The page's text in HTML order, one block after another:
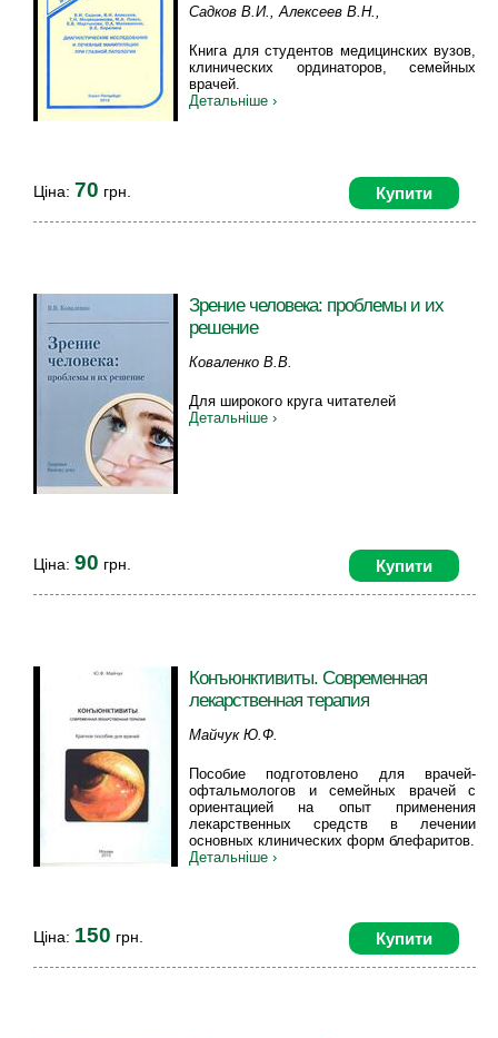
Садков В.И., Алексеев В.Н.,
Мартынова Е.Б., Малеванная О.А.,
Корелина В.Е.
Книга для студентов медицинских вузов,
клинических ординаторов, семейных
врачей.
Детальніше ›
Купити
Ціна: 70 грн.
Зрение человека: проблемы и их
решение
Коваленко В.В.
Для широкого круга читателей
Детальніше ›
Купити
Ціна: 90 грн.
Конъюнктивиты. Современная
лекарственная терапия
Майчук Ю.Ф.
Пособие подготовлено для врачей-
офтальмологов и семейных врачей с
ориентацией на опыт применения
лекарственных средств в лечении
основных клинических форм блефаритов.
Детальніше ›
Купити
Ціна: 150 грн.